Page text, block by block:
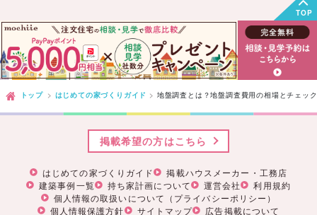
TOP
トップ はじめての家づくりガイド 地盤調査とは？地盤調査費用の相場とチェッ
はじめての家づくりガイド
掲載ハウスメーカー・工務店
建築事例一覧
持ち家計画について 運営会社
利用規約
個人情報の取扱いについて（プライバシーポリシー）
個人情報保護方針
サイトマップ 広告掲載について
掲載希望の方はこちら